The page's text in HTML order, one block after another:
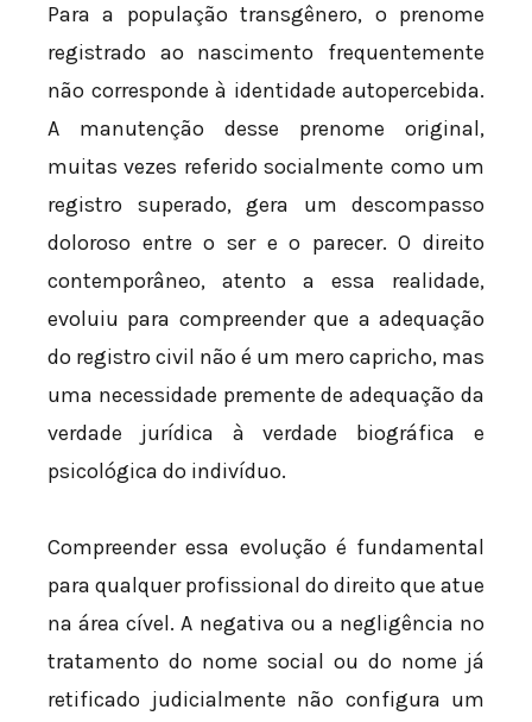
Para a população transgênero, o prenome
registrado ao nascimento frequentemente
não corresponde à identidade autopercebida.
A manutenção desse prenome original,
muitas vezes referido socialmente como um
registro superado, gera um descompasso
doloroso entre o ser e o parecer. O direito
contemporâneo, atento a essa realidade,
evoluiu para compreender que a adequação
do registro civil não é um mero capricho, mas
uma necessidade premente de adequação da
verdade jurídica à verdade biográfica e
psicológica do indivíduo.
Compreender essa evolução é fundamental
para qualquer profissional do direito que atue
na área cível. A negativa ou a negligência no
tratamento do nome social ou do nome já
retificado judicialmente não configura um